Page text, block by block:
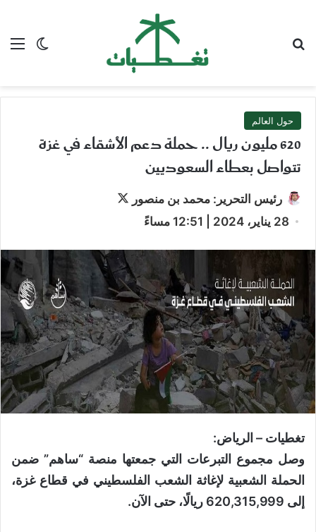
الوضع
حول العالم
620 مليون ريال .. حملة دعم الأشقاء في غزة
تتواصل بعطاء السعوديين
رئيس التحرير: محمد بن منصور
28 يناير، 2024 | 12:51 مساءً
تغطيات – الرياض:
وصل مجموع التبرعات التي جمعتها منصة “ساهم” ضمن
الحملة الشعبية لإغاثة الشعب الفلسطيني في قطاع غزة،
إلى 620,315,999 ريالًا، حتى الآن.